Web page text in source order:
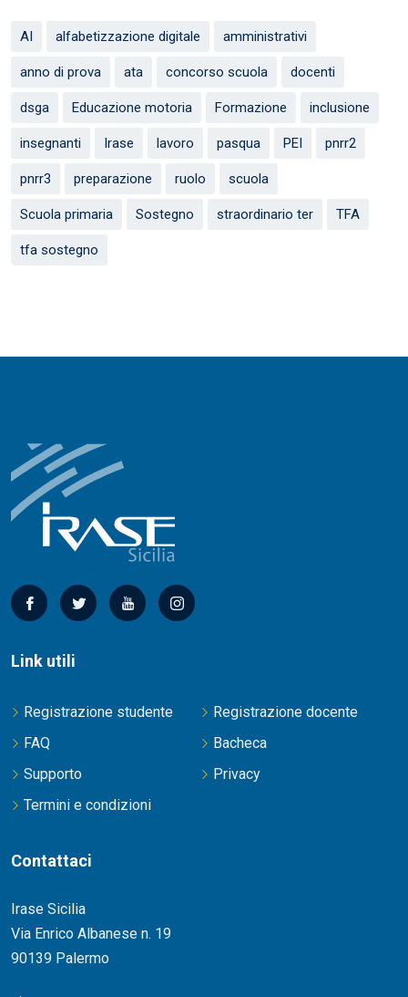
AI alfabetizzazione digitale amministrativi
anno di prova ata concorso scuola docenti
dsga Educazione motoria Formazione inclusione
insegnanti Irase lavoro pasqua PEI pnrr2
pnrr3 preparazione ruolo scuola
Scuola primaria Sostegno straordinario ter TFA
tfa sostegno
Link utili
Registrazione studente
Registrazione docente
FAQ
Bacheca
Supporto
Privacy
Termini e condizioni
Contattaci
Irase Sicilia
Via Enrico Albanese n. 19
90139 Palermo